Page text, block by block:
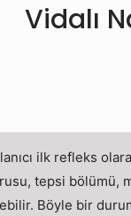
Vidalı
ilk refleks
tepsi
Böyle bir